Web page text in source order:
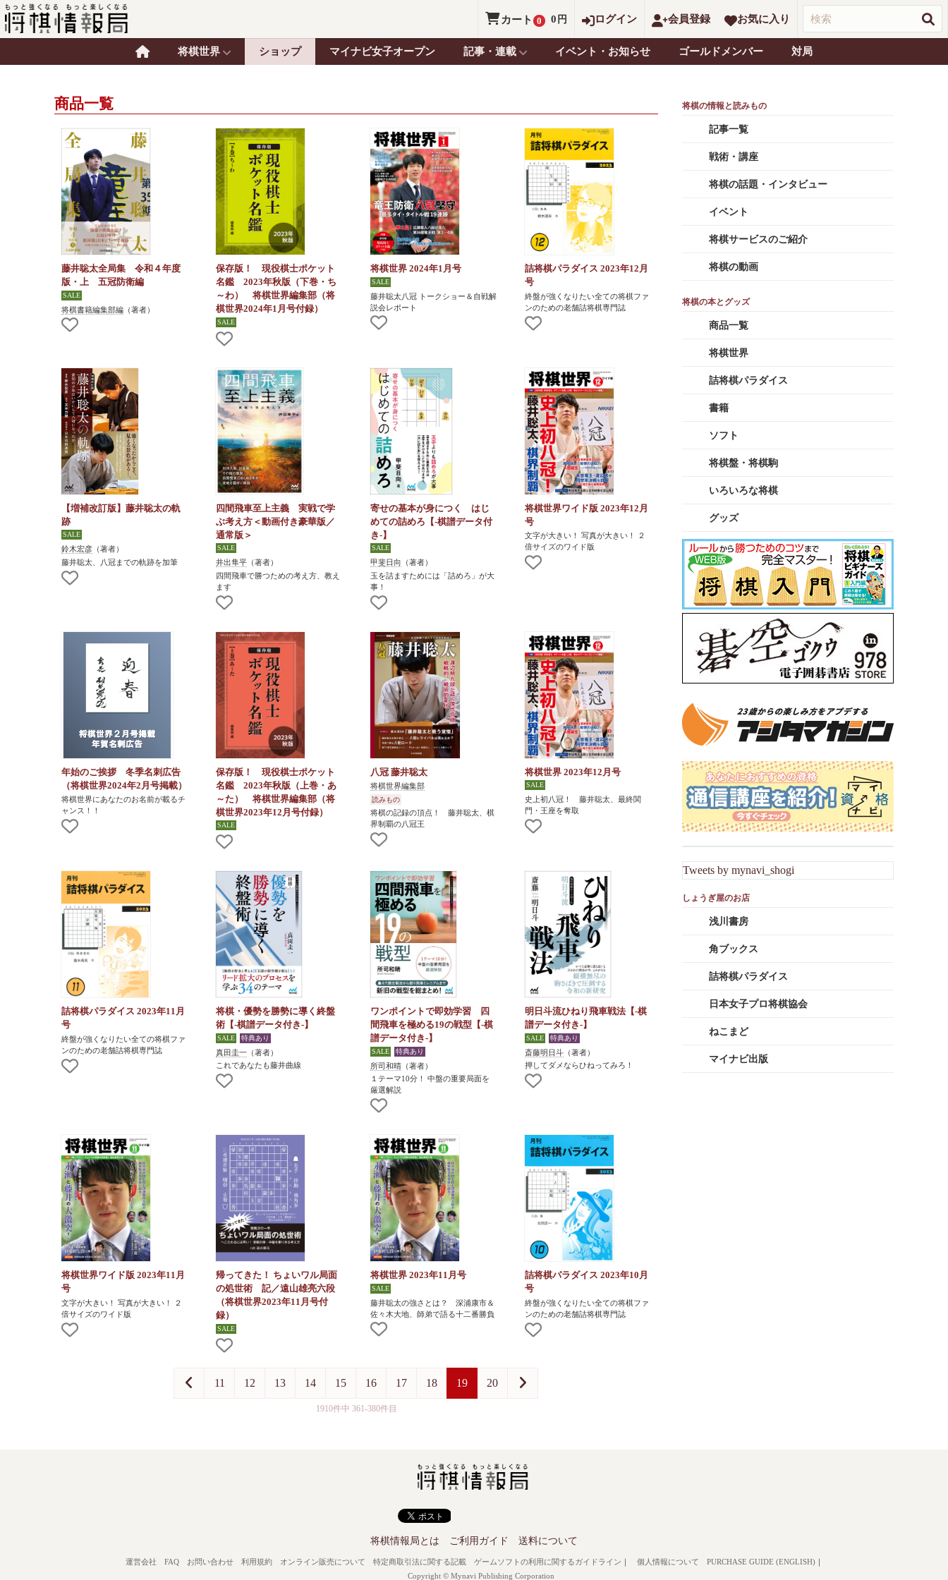
カート 0 0 円 ログイン 会員登録 お気に入り
将棋世界 ショップ マイナビ女子オープン 記事・連載 イベント・お知らせ ゴールドメンバー 対局
商品一覧
藤井聡太全局集 令和４年度
版・上 五冠防衛編
将棋書籍編集部編 （著者）
保存版！ 現役棋士ポケット
名鑑 2023年秋版（下巻・ち
～わ） 将棋世界編集部（将
棋世界2024年1月号付録）
将棋世界 2024年1月号
藤井聡太八冠 トークショー＆自戦解
説会レポート
詰将棋パラダイス 2023年12月
号
終盤が強くなりたい全ての将棋ファ
ンのための老舗詰将棋専門誌
【増補改訂版】藤井聡太の軌
跡
鈴木宏彦 （著者）
藤井聡太、八冠までの軌跡を加筆
四間飛車至上主義 実戦で学
ぶ考え方＜動画付き豪華版／
通常版＞
井出隼平 （著者）
四間飛車で勝つための考え方、教え
ます
寄せの基本が身につく はじ
めての詰めろ【-棋譜データ付
き-】
甲斐日向 （著者）
玉を詰ますためには「詰めろ」が大
事！
将棋世界ワイド版 2023年12月
号
文字が大きい！ 写真が大きい！ ２
倍サイズのワイド版
年始のご挨拶 冬季名刺広告
（将棋世界2024年2月号掲載）
将棋世界にあなたのお名前が載るチ
ャンス！！
保存版！ 現役棋士ポケット
名鑑 2023年秋版（上巻・あ
～た） 将棋世界編集部（将
棋世界2023年12月号付録）
八冠 藤井聡太
将棋世界編集部
読みもの
将棋の記録の頂点！ 藤井聡太、棋
界制覇の八冠王
将棋世界 2023年12月号
史上初八冠！ 藤井聡太、最終関
門・王座を奪取
詰将棋パラダイス 2023年11月
号
終盤が強くなりたい全ての将棋ファ
ンのための老舗詰将棋専門誌
将棋・優勢を勝勢に導く終盤
術【-棋譜データ付き-】
真田圭一 （著者）
これであなたも藤井曲線
ワンポイントで即効学習 四
間飛車を極める19の戦型【-棋
譜データ付き-】
所司和晴 （著者）
１テーマ10分！ 中盤の重要局面を
厳選解説
明日斗流ひねり飛車戦法【-棋
譜データ付き-】
斎藤明日斗 （著者）
押してダメならひねってみろ！
将棋世界ワイド版 2023年11月
号
文字が大きい！ 写真が大きい！ ２
倍サイズのワイド版
帰ってきた！ ちょいワル局面
の処世術 記／遠山雄亮六段
（将棋世界2023年11月号付
録）
将棋世界 2023年11月号
藤井聡太の強さとは？ 深浦康市＆
佐々木大地、師弟で語る十二番勝負
詰将棋パラダイス 2023年10月
号
終盤が強くなりたい全ての将棋ファ
ンのための老舗詰将棋専門誌
1910件中 361-380件目
11 12 13 14 15 16 17 18 19 20
記事一覧
戦術・講座
将棋の話題・インタビュー
イベント
将棋サービスのご紹介
将棋の動画
商品一覧
将棋世界
詰将棋パラダイス
書籍
ソフト
将棋盤・将棋駒
いろいろな将棋
グッズ
Tweets by mynavi_shogi
浅川書房
角ブックス
詰将棋パラダイス
日本女子プロ将棋協会
ねこまど
マイナビ出版
将棋情報局とは ご利用ガイド 送料について
運営会社 FAQ お問い合わせ 利用規約 オンライン販売について 特定商取引法に関する記載 ゲームソフトの利用に関するガイドライン 個人情報について PURCHASE GUIDE (ENGLISH)
Copyright © Mynavi Publishing Corporation